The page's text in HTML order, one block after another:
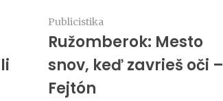
Publicistika
Ružomberok: Mesto
snov, keď zavrieš oči –
Fejtón